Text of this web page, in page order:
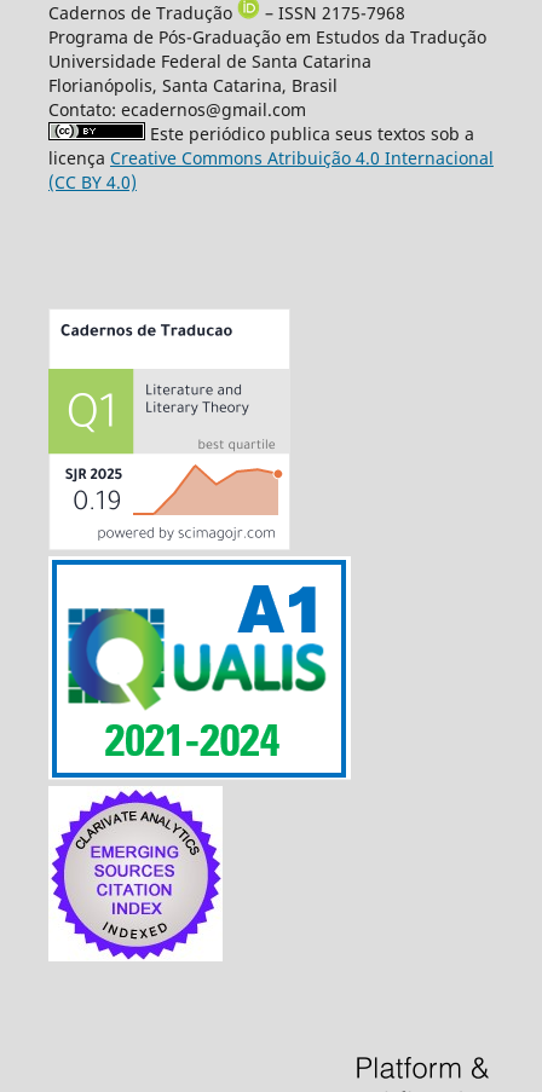
Cadernos de Tradução
– ISSN 2175-7968
Programa de Pós-Graduação em Estudos da Tradução
Universidade Federal de Santa Catarina
Florianópolis, Santa Catarina, Brasil
Contato: ecadernos@gmail.com
Este periódico publica seus textos sob a
licença Creative Commons Atribuição 4.0 Internacional
(CC BY 4.0)